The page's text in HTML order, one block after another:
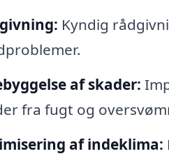
Kyndig
af skader:
fra fugt og
af indeklima: